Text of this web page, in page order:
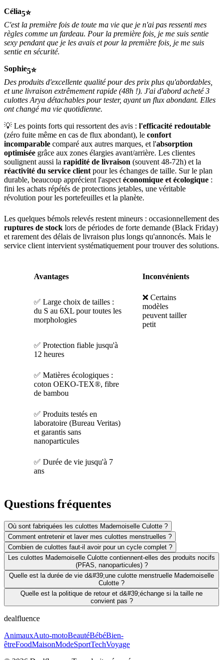
Célia5
C'est la première fois de toute ma vie que je n'ai pas ressenti mes
règles comme un fardeau. Pour la première fois, je me suis sentie
sexy pendant que je les avais et pour la première fois, je me suis
sentie en sécurité.
Sophie5
Des produits d'excellente qualité pour des prix plus qu'abordables,
et une livraison extrêmement rapide (48h !). J'ai d'abord acheté 3
culottes Arya détachables pour tester, ayant un flux abondant. Elles
ont changé ma vie quotidienne.
💡 Les points forts qui ressortent des avis : l'efficacité redoutable
(zéro fuite même en cas de flux abondant), le confort
incomparable comparé aux autres marques, et l'absorption
optimisée grâce aux zones élargies avant/arrière. Les clientes
soulignent aussi la rapidité de livraison (souvent 48-72h) et la
réactivité du service client pour les échanges de taille. Sur le plan
durable, beaucoup apprécient l'aspect économique et écologique :
fini les achats répétés de protections jetables, une véritable
révolution pour les portefeuilles et la planète.
Les quelques bémols relevés restent mineurs : occasionnellement des
ruptures de stock lors de périodes de forte demande (Black Friday)
et rarement des délais de livraison plus longs qu'annoncés. Mais le
service client intervient systématiquement pour trouver des solutions.
Avantages Inconvénients
✅ Large choix de tailles :
du S au 6XL pour toutes les
morphologies
❌ Certains
modèles
peuvent tailler
petit
✅ Protection fiable jusqu'à
12 heures
✅ Matières écologiques :
coton OEKO-TEX®, fibre
de bambou
✅ Produits testés en
laboratoire (Bureau Veritas)
et garantis sans
nanoparticules
✅ Durée de vie jusqu'à 7
ans
Questions fréquentes
Où sont fabriquées les culottes Mademoiselle Culotte ?
Comment entretenir et laver mes culottes menstruelles ?
Combien de culottes faut-il avoir pour un cycle complet ?
Les culottes Mademoiselle Culotte contiennent-elles des produits nocifs
(PFAS, nanoparticules) ?
Quelle est la durée de vie d&#39;une culotte menstruelle Mademoiselle
Culotte ?
Quelle est la politique de retour et d&#39;échange si la taille ne
convient pas ?
dealfluence
AnimauxAuto-motoBeautéBébéBien-
êtreFoodMaisonModeSportTechVoyage